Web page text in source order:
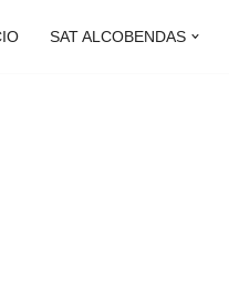
SAT ALCOBENDAS